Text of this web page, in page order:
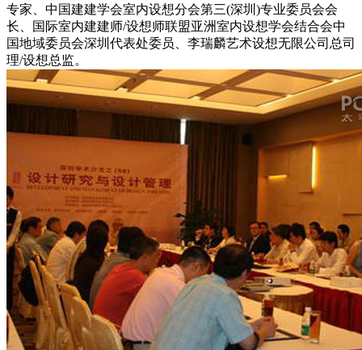
专家、中国建建学会室内设想分会第三(深圳)专业委员会会
长、国际室内建建师/设想师联盟亚洲室内设想学会结合会中
国地域委员会深圳代表处委员、李瑞麟艺术设想无限公司总司
理/设想总监。